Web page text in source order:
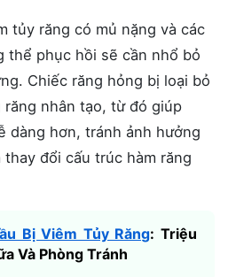
tủy răng có mủ nặng và các
thể phục hồi sẽ cần nhổ bỏ
Chiếc răng hỏng bị loại bỏ
nhân tạo, từ đó giúp
dàng hơn, tránh ảnh hưởng
đổi cấu trúc hàm răng
Bị Viêm Tủy Răng: Triệu
Và Phòng Tránh